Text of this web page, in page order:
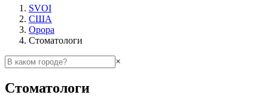
SVOI
США
Орора
Стоматологи
×
Стоматологи